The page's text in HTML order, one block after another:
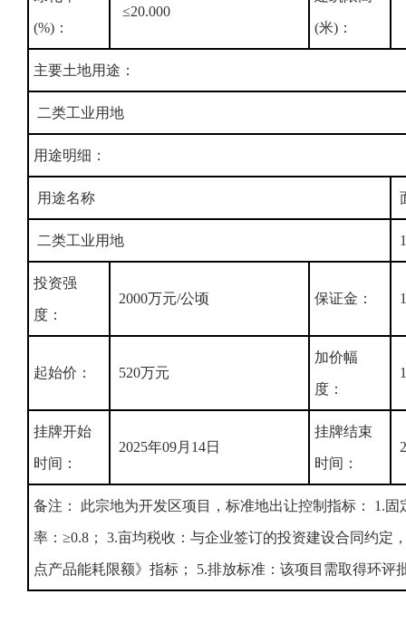
(%)：
≤20.000
(米)：
主要土地用途：
二类工业用地
用途明细：
用途名称
二类工业用地
投资强
度：
2000万元/公顷 保证金：
起始价： 520万元
加价幅
度：
挂牌开始
时间：
2025年09月14日
挂牌结束
时间：
备注： 此宗地为开发区项目，标准地出让控制指标： 1.
率：≥0.8； 3.亩均税收：与企业签订的投资建设合同约定
点产品能耗限额》指标； 5.排放标准：该项目需取得环评